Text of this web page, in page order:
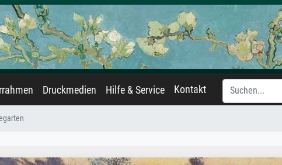
Druckmedien Hilfe & Service Kontakt